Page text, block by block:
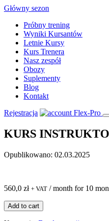
Skip
content
Główny sezon
Próbny trening
Wyniki Kursantów
Letnie Kursy
Kurs Trenera
Nasz zespół
Obozy
Suplementy
Blog
Kontakt
Rejestracja
KURS
Opublikowano: 02.03.2025
560,0 zł + VAT / month for 10
ilość
KURS
Add to cart